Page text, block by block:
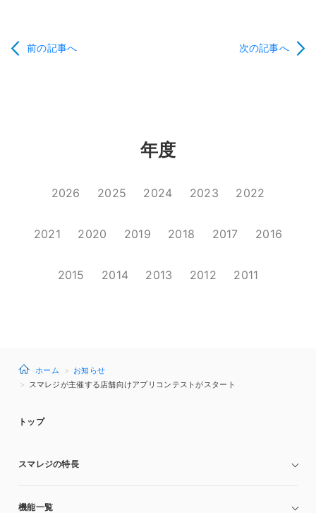
前の記事へ 次の記事へ
年度
2026 2025 2024 2023 2022
2021 2020 2019 2018 2017 2016
2015 2014 2013 2012 2011
ホーム
お知らせ
スマレジが主催する店舗向けアプリコンテストがスタート
トップ
スマレジの特長
機能一覧